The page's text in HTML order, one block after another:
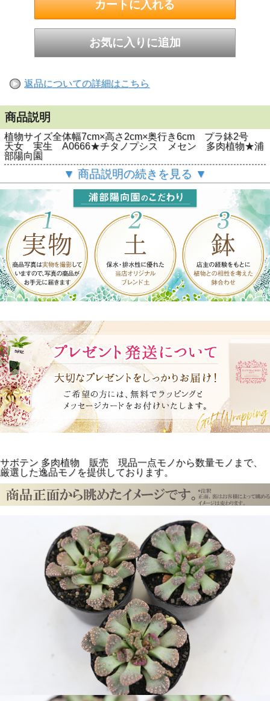
返品についての詳細はこちら
商品説明
植物サイズ全体幅7cm×高さ2cm×奥行き6cm プラ鉢2号
天女 実生 A0666★チタノプシス メセン 多肉植物★浦
部陽向園
▼ 商品説明の続きを見る ▼
サボテン 多肉植物 販売 現品一点モノから数量モノまで、
厳選した逸品モノを提供しております。